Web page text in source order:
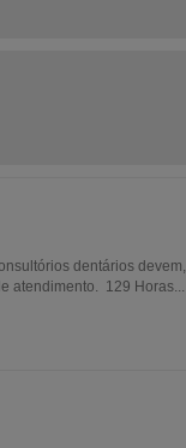
dentários devem,
atendimento. 129 Horas...